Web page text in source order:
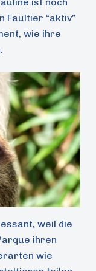
Faultier “aktiv”
wie ihre
weil die
ihren
wie